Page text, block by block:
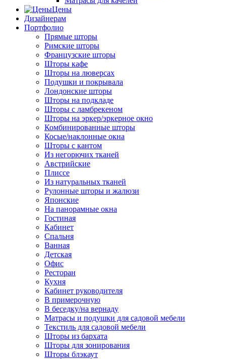
Цены
Дизайнерам
Портфолио
Прямые шторы
Римские шторы
Французские шторы
Шторы кафе
Шторы на люверсах
Подушки и покрывала
Лондонские шторы
Шторы на подкладе
Шторы с ламбрекеном
Шторы на эркер/эркерное окно
Комбинированные шторы
Косые/наклонные окна
Шторы с кантом
Из негорючих тканей
Австрийские
Плиссе
Из натуральных тканей
Рулонные шторы и жалюзи
Японские
На панорамные окна
Гостиная
Кабинет
Спальня
Ванная
Детская
Офис
Ресторан
Кухня
Кабинет руководителя
В примерочную
В беседку/на вернаду
Матрасы и подушки для садовой мебели
Текстиль для садовой мебели
Шторы из бархата
Шторы для зонирования
Шторы блэкаут